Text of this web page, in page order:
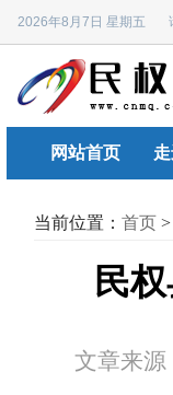
2026年8月7日 星期五
网站首页
当前位置： 首页
民
文章来